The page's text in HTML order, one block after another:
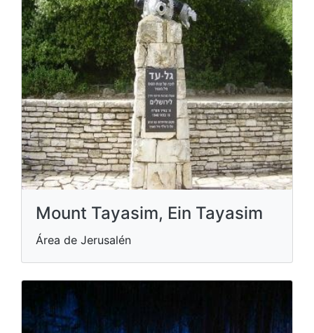
Mount Tayasim, Ein Tayasim
Área de Jerusalén